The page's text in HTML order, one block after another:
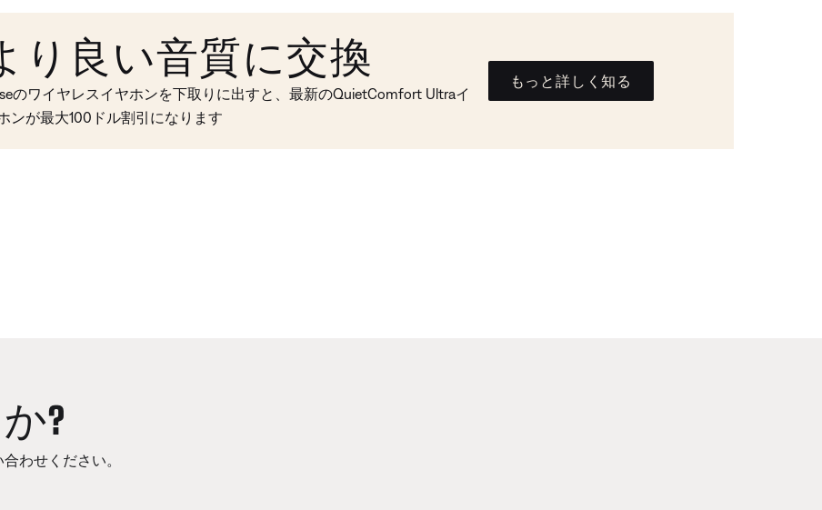
り良い音質に交換
のワイヤレスイヤホンを下取りに出すと、最新のQuietComfort Ultraイ
ンが最大100ドル割引になります
もっと詳しく知る
?
わせください。